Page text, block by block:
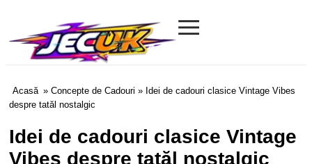
Jecuk.com
≡
Acasă » Concepte de Cadouri » Idei de cadouri clasice Vintage Vibes
despre tatăl nostalgic
Idei de cadouri clasice Vintage
Vibes despre tatăl nostalgic